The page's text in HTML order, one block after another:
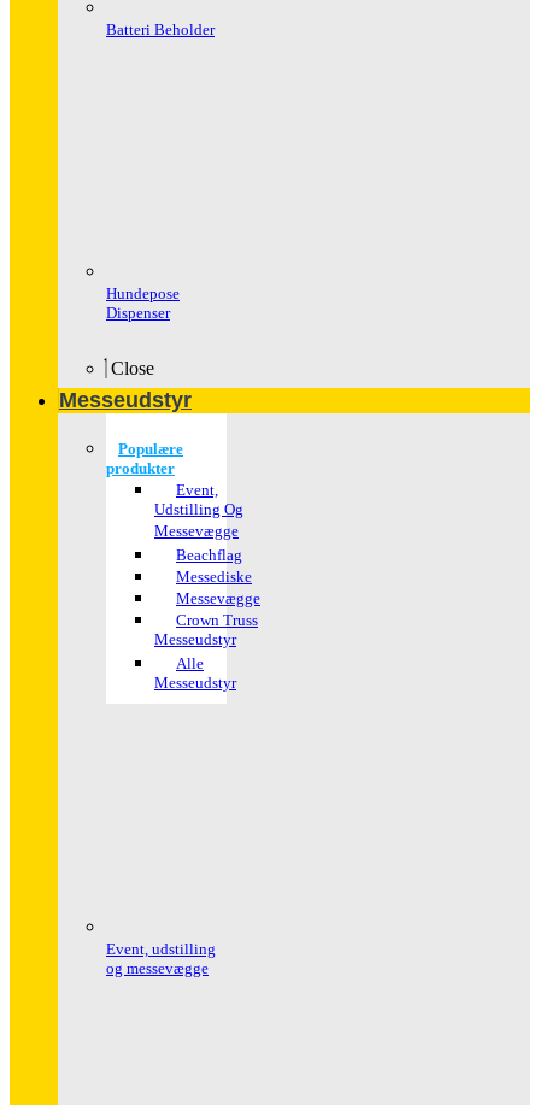
Batteri Beholder
Hundepose
Dispenser
Close
Messeudstyr
Populære
produkter
Event,
Udstilling Og
Messevægge
Beachflag
Messediske
Messevægge
Crown Truss
Messeudstyr
Alle
Messeudstyr
Event, udstilling
og messevægge